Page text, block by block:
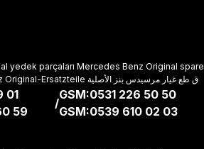
yedek parçaları Mercedes Benz Original spare
parts Mercedes-Benz Original-Ersatzteile ق طع غيار مرسيدس بنز الأصلية
01
59
/
GSM:0531 226 50 50
GSM:0539 610 02 03